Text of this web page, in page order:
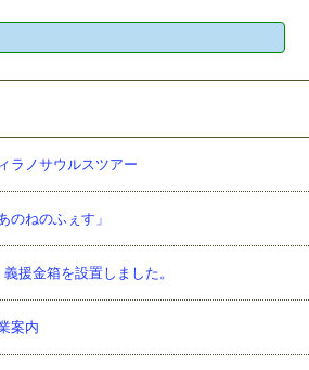
ラノサウルスツアー
ねのふぇす」
援金箱を設置しました。
案内